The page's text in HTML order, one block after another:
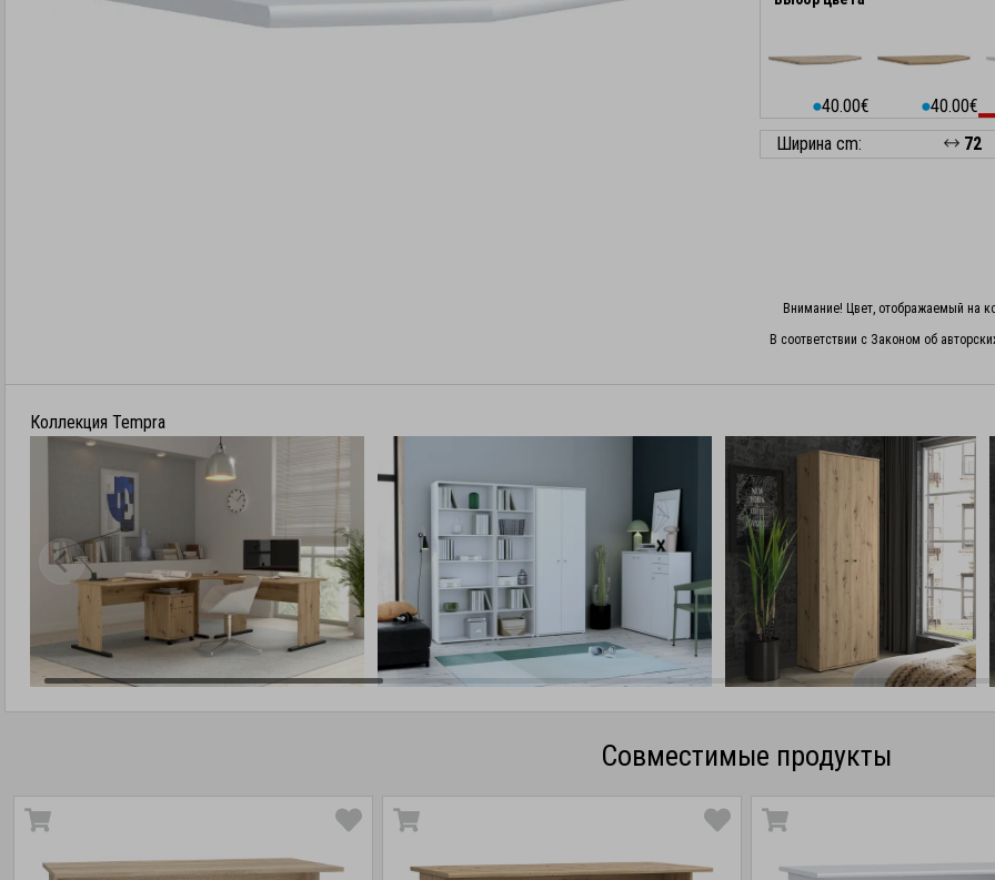
⬤40.00€ ⬤40.00€
Ширина cm:
72
Внимание! Цвет, отображаемый на
В соответствии с Законом об
Коллекция Tempra
Совместимые продукты